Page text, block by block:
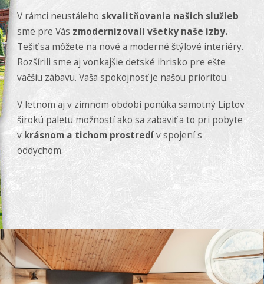
V rámci neustáleho skvalitňovania našich služieb
sme pre Vás zmodernizovali všetky naše izby.
Tešiť sa môžete na nové a moderné štýlové interiéry.
Rozšírili sme aj vonkajšie detské ihrisko pre ešte
väčšiu zábavu. Vaša spokojnosť je našou prioritou.
V letnom aj v zimnom období ponúka samotný Liptov
širokú paletu možností ako sa zabaviť a to pri pobyte
v krásnom a tichom prostredív spojení s
oddychom.